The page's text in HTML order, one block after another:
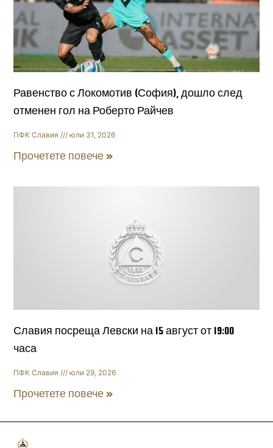
Равенство с Локомотив (София), дошло след
отменен гол на Роберто Райчев
ПФК Славия юли 31, 2026
Прочетете повече »
Славия посреща Левски на 15 август от 19:00
часа
ПФК Славия юли 29, 2026
Прочетете повече »